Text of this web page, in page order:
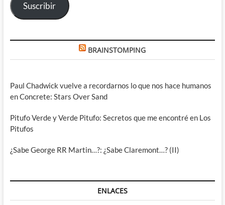
Suscribir
BRAINSTOMPING
Paul Chadwick vuelve a recordarnos lo que nos hace humanos
en Concrete: Stars Over Sand
Pitufo Verde y Verde Pitufo: Secretos que me encontré en Los
Pitufos
¿Sabe George RR Martin…?: ¿Sabe Claremont…? (II)
ENLACES